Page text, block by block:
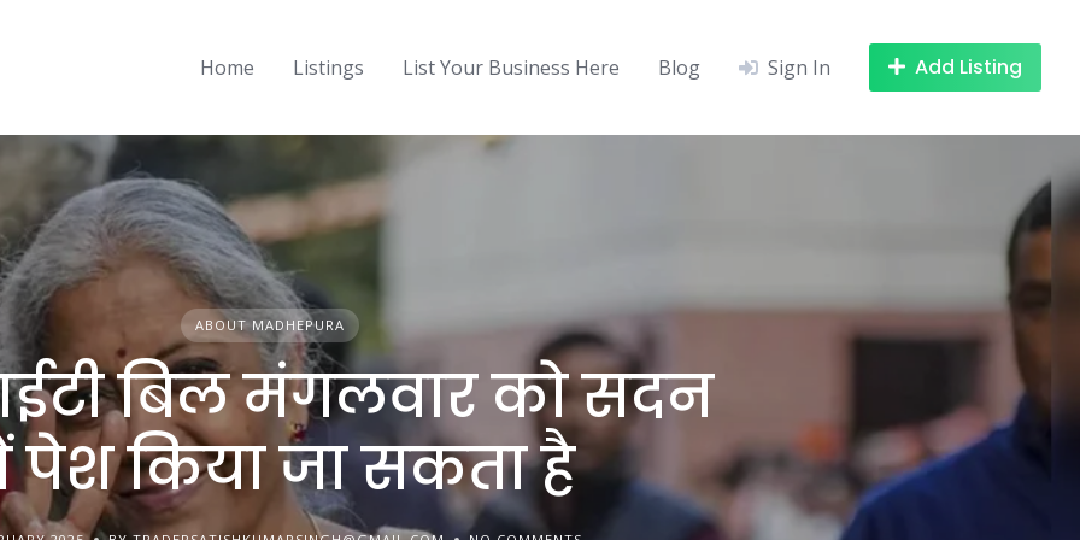
Home Listings List Your Business Here Blog Sign In Add Listing
ABOUT MADHEPURA
बिल मंगलवार को सदन
पेश किया जा सकता है